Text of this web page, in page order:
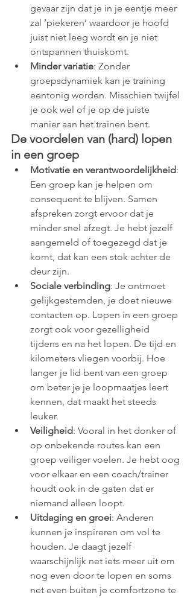
gevaar zijn dat je in je eentje meer
zal ‘piekeren’ waardoor je hoofd
juist niet leeg wordt en je niet
ontspannen thuiskomt.
Minder variatie: Zonder
groepsdynamiek kan je training
eentonig worden. Misschien twijfel
je ook wel of je op de juiste
manier aan het trainen bent.
De voordelen van (hard) lopen
in een groep
Motivatie en verantwoordelijkheid:
Een groep kan je helpen om
consequent te blijven. Samen
afspreken zorgt ervoor dat je
minder snel afzegt. Je hebt jezelf
aangemeld of toegezegd dat je
komt, dat kan een stok achter de
deur zijn.
Sociale verbinding: Je ontmoet
gelijkgestemden, je doet nieuwe
contacten op. Lopen in een groep
zorgt ook voor gezelligheid
tijdens en na het lopen. De tijd en
kilometers vliegen voorbij. Hoe
langer je lid bent van een groep
om beter je je loopmaatjes leert
kennen, dat maakt het steeds
leuker.
Veiligheid: Vooral in het donker of
op onbekende routes kan een
groep veiliger voelen. Je hebt oog
voor elkaar en een coach/trainer
houdt ook in de gaten dat er
niemand alleen loopt.
Uitdaging en groei: Anderen
kunnen je inspireren om vol te
houden. Je daagt jezelf
waarschijnlijk net iets meer uit om
nog even door te lopen en soms
net even buiten je comfortzone te